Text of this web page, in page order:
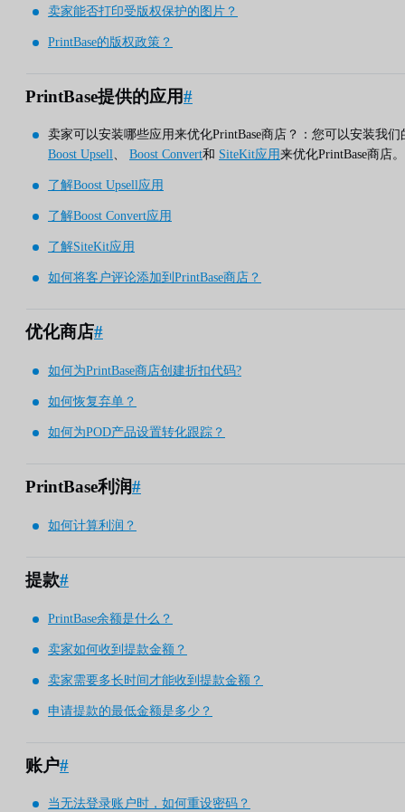
卖家能否打印受版权保护的图片？
PrintBase的版权政策？
PrintBase提供的应用#
卖家可以安装哪些应用来优化PrintBase商店？：您可以安装我们
Boost Upsell、 Boost Convert和 SiteKit应用来优化PrintBase商店。
了解Boost Upsell应用
了解Boost Convert应用
了解SiteKit应用
如何将客户评论添加到PrintBase商店？
优化商店#
如何为PrintBase商店创建折扣代码?
如何恢复弃单？
如何为POD产品设置转化跟踪？
PrintBase利润#
如何计算利润？
提款#
PrintBase余额是什么？
卖家如何收到提款金额？
卖家需要多长时间才能收到提款金额？
申请提款的最低金额是多少？
账户#
当无法登录账户时，如何重设密码？